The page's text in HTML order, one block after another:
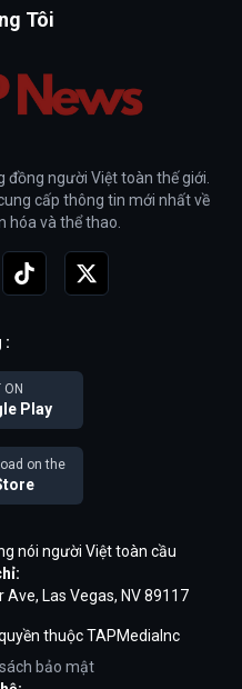
Tôi
người Việt toàn thế giới.
cấp thông tin mới nhất về
hóa và thể thao.
:
ON
Play
on the
nói người Việt toàn cầu
Ave, Las Vegas, NV 89117
thuộc TAPMediaInc
bảo mật